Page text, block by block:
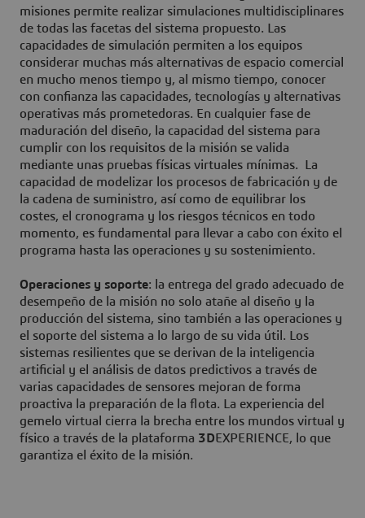
misiones permite realizar simulaciones multidisciplinares
de todas las facetas del sistema propuesto. Las
capacidades de simulación permiten a los equipos
considerar muchas más alternativas de espacio comercial
en mucho menos tiempo y, al mismo tiempo, conocer
con confianza las capacidades, tecnologías y alternativas
operativas más prometedoras. En cualquier fase de
maduración del diseño, la capacidad del sistema para
cumplir con los requisitos de la misión se valida
mediante unas pruebas físicas virtuales mínimas. La
capacidad de modelizar los procesos de fabricación y de
la cadena de suministro, así como de equilibrar los
costes, el cronograma y los riesgos técnicos en todo
momento, es fundamental para llevar a cabo con éxito el
programa hasta las operaciones y su sostenimiento.
Operaciones y soporte: la entrega del grado adecuado de
desempeño de la misión no solo atañe al diseño y la
producción del sistema, sino también a las operaciones y
el soporte del sistema a lo largo de su vida útil. Los
sistemas resilientes que se derivan de la inteligencia
artificial y el análisis de datos predictivos a través de
varias capacidades de sensores mejoran de forma
proactiva la preparación de la flota. La experiencia del
gemelo virtual cierra la brecha entre los mundos virtual y
físico a través de la plataforma 3DEXPERIENCE, lo que
garantiza el éxito de la misión.